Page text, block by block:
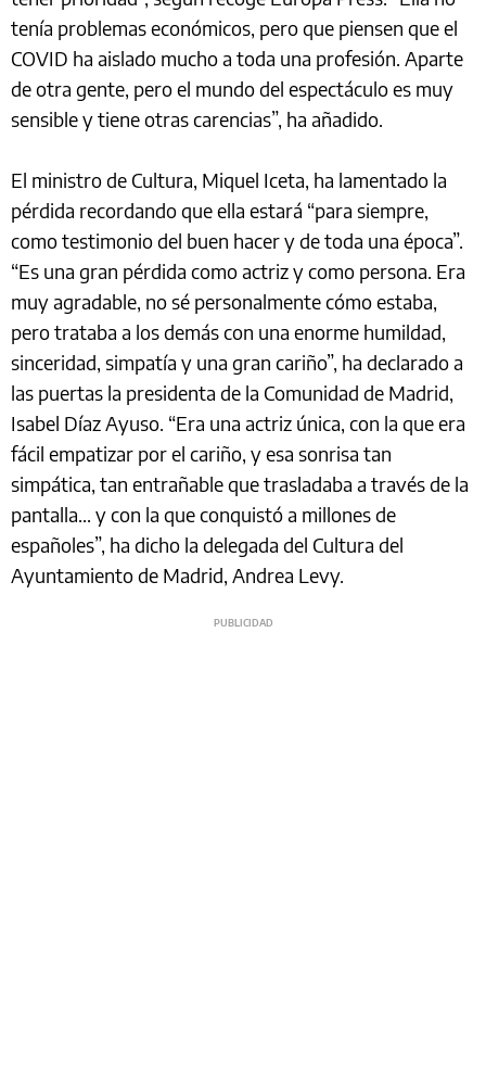
tenía problemas económicos, pero que piensen que el
COVID ha aislado mucho a toda una profesión. Aparte
de otra gente, pero el mundo del espectáculo es muy
sensible y tiene otras carencias”, ha añadido.
El ministro de Cultura, Miquel Iceta, ha lamentado la
pérdida recordando que ella estará “para siempre,
como testimonio del buen hacer y de toda una época”.
“Es una gran pérdida como actriz y como persona. Era
muy agradable, no sé personalmente cómo estaba,
pero trataba a los demás con una enorme humildad,
sinceridad, simpatía y una gran cariño”, ha declarado a
las puertas la presidenta de la Comunidad de Madrid,
Isabel Díaz Ayuso. “Era una actriz única, con la que era
fácil empatizar por el cariño, y esa sonrisa tan
simpática, tan entrañable que trasladaba a través de la
pantalla... y con la que conquistó a millones de
españoles”, ha dicho la delegada del Cultura del
Ayuntamiento de Madrid, Andrea Levy.